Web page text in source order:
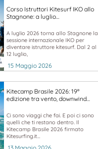
Corso Istruttori Kitesurf IKO allo
Stagnone: a luglio…
A luglio 2026 torna allo Stagnone la
sessione internazionale IKO per
diventare istruttore kitesurf. Dal 2 al
12 luglio,
15 Maggio 2026
Kitecamp Brasile 2026: 19ª
edizione tra vento, downwind…
Ci sono viaggi che fai. E poi ci sono
quelli che ti restano dentro. Il
Kitecamp Brasile 2026 firmato
Kitesurfing.it...